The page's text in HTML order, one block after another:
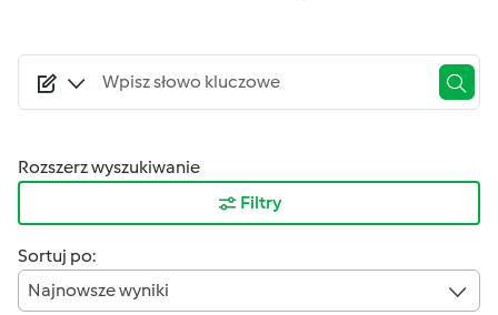
Rozszerz wyszukiwanie
Filtry
Sortuj po:
Najnowsze wyniki